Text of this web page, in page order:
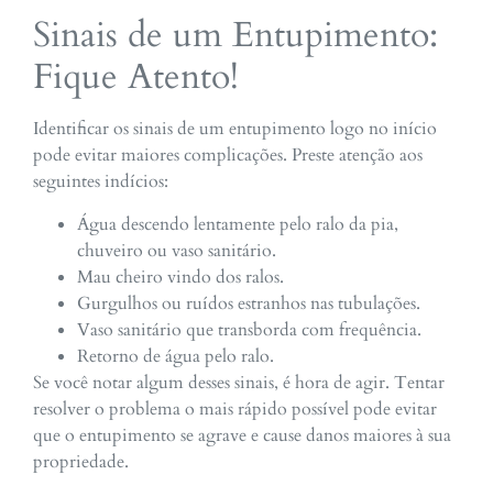
Sinais de um Entupimento:
Fique Atento!
Identificar os sinais de um entupimento logo no início
pode evitar maiores complicações. Preste atenção aos
seguintes indícios:
Água descendo lentamente pelo ralo da pia,
chuveiro ou vaso sanitário.
Mau cheiro vindo dos ralos.
Gurgulhos ou ruídos estranhos nas tubulações.
Vaso sanitário que transborda com frequência.
Retorno de água pelo ralo.
Se você notar algum desses sinais, é hora de agir. Tentar
resolver o problema o mais rápido possível pode evitar
que o entupimento se agrave e cause danos maiores à sua
propriedade.